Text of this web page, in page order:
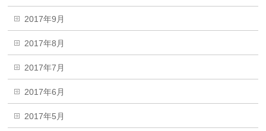
2017年9月
2017年8月
2017年7月
2017年6月
2017年5月